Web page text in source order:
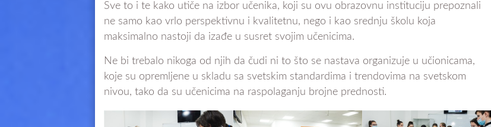
Sve to i te kako utiče na izbor učenika, koji su ovu obrazovnu instituciju prepoznali
ne samo kao vrlo perspektivnu i kvalitetnu, nego i kao srednju školu koja
maksimalno nastoji da izađe u susret svojim učenicima.
Ne bi trebalo nikoga od njih da čudi ni to što se nastava organizuje u učionicama,
koje su opremljene u skladu sa svetskim standardima i trendovima na svetskom
nivou, tako da su učenicima na raspolaganju brojne prednosti.